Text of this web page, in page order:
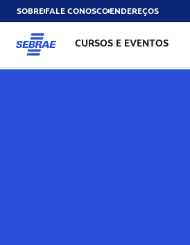
SOBREFALE CONOSCOENDEREÇOS
CURSOS E EVENTOS